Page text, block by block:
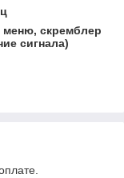
меню, скремблер
сигнала)